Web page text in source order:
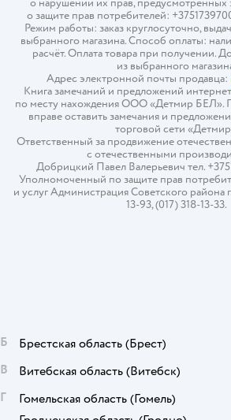
о нарушении их прав, предусмотренных
о защите прав потребителей:
Режим работы: заказ круглосуточно,
выбранного магазина. Способ оплаты:
расчёт. Оплата товара при получении.
из выбранного
Адрес электронной почты продавца:
Книга замечаний и предложений
по месту нахождения ООО «Детмир БЕЛ».
вправе оставить замечания и
торговой сети
Ответственный за продвижение
с отечественными
Добрицкий Павел Валерьевич тел.
Уполномоченный по защите прав
и услуг Администрация Советского района
13-93, (017) 318-13-33.
Б Брестская область (Брест)
В
Витебская область (Витебск)
Г
Гомельская область (Гомель)